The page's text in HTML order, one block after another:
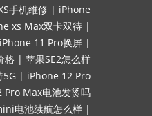
手机维修 | iPhone
xs Max双卡双待 |
iPhone 11 Pro换屏 |
格 | 苹果SE2怎么样
5G | iPhone 12 Pro
Pro Max电池发烫吗
电池续航怎么样 |